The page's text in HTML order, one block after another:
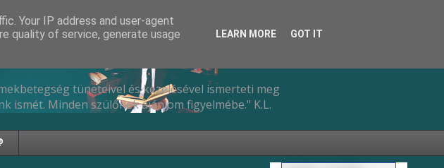
tüneteivel és kezelésével ismerteti meg
Minden szülőnek ajánlom figyelmébe." K.L.
Your IP address and user-agent
quality of service, generate usage
LEARN MORE GOT IT